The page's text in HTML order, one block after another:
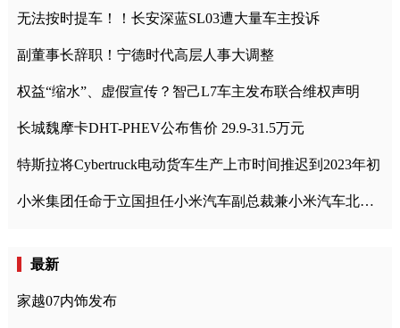
无法按时提车！！长安深蓝SL03遭大量车主投诉
副董事长辞职！宁德时代高层人事大调整
权益“缩水”、虚假宣传？智己L7车主发布联合维权声明
长城魏摩卡DHT-PHEV公布售价 29.9-31.5万元
特斯拉将Cybertruck电动货车生产上市时间推迟到2023年初
小米集团任命于立国担任小米汽车副总裁兼小米汽车北京总部政委
最新
家越07内饰发布